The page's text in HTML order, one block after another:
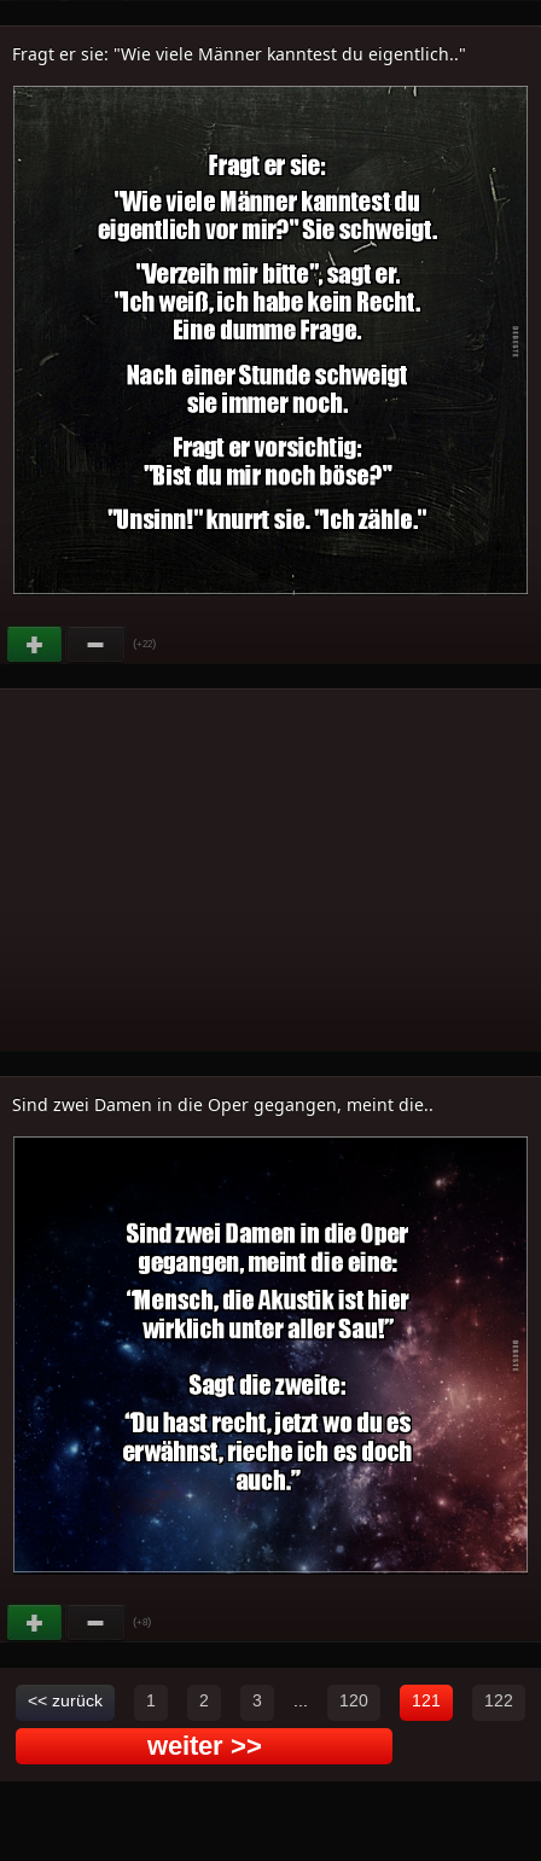
Fragt er sie: "Wie viele Männer kanntest du eigentlich.."
(+22)
Sind zwei Damen in die Oper gegangen, meint die..
(+8)
<< zurück 1 2 3 ... 120 121 122
weiter >>